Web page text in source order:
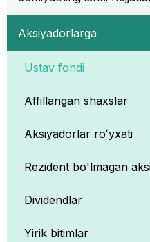
Aksiyadorlarga
Ustav fondi
Affillangan shaxslar
Aksiyadorlar roʻyxati
Rezident bo'lmagan
Dividendlar
Yirik bitimlar